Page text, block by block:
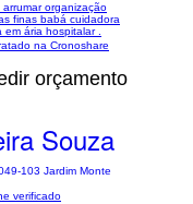
organização
finas babá cuidadora
ária hospitalar .
na Cronoshare
orçamento
Souza
103 Jardim Monte
verificado